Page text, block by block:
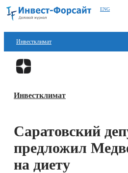
ENG
Инвестклимат
Финансы
Блокчейн
Технологии
Инвестклимат
Саратовский
предложил
на диету